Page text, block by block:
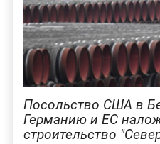
Посольство США в
Германию и ЕС
строительство